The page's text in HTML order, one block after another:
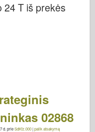
24 T iš prekės
02868
d. prieSdKfz.000|palik atsakymą